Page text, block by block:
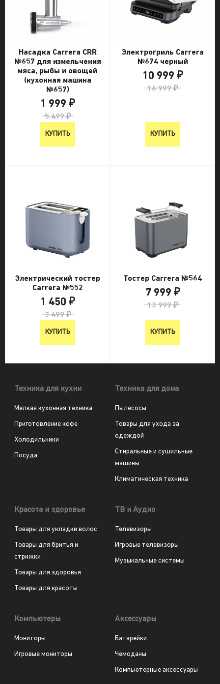
Насадка Carrera CRR
№657 для измельчения
мяса, рыбы и овощей
(кухонная машина
№657)
1 999 ₽
5 499 ₽
КУПИТЬ
Электрогриль Carrera
№674 черный
10 999 ₽
16 999 ₽
КУПИТЬ
Электрический тостер
Carrera №552
1 450 ₽
3 499 ₽
КУПИТЬ
Тостер Carrera №564
7 999 ₽
13 999 ₽
КУПИТЬ
Техника для кухни
Мелкая кухонная техника
Приготовление кофе
Холодильники
Посуда
Техника для дома
Пылесосы
Товары для ухода за
одеждой
Стиральные и сушильные
машины
Климатическая техника
Красота и здоровье
Товары для укладки волос
Товары для бритья и
стрижки
Товары для здоровья
Товары для красоты
ТВ и Аудио
Телевизоры
Игровые телевизоры
Музыкальные системы
Компьютеры
Мониторы
Игровые мониторы
Аксессуары
Батарейки
Чемоданы
Компьютерные аксессуары